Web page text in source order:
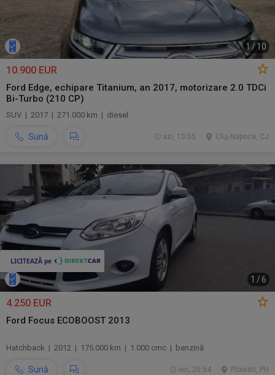
1/10
10.900 EUR
Ford Edge, echipare Titanium, an 2017, motorizare 2.0 TDCi
Bi-Turbo (210 CP)
SUV | 2017 | 271.000 km | diesel
Sună Cluj-Napoca, CJ
azi, 10:55
1 /6
4.250 EUR
Ford Focus ECOBOOST 2013
Hatchback | 2012 | 175.000 km | 1.000 cmc | benzină
Sună Ploiesti, PH
ieri, 20:54